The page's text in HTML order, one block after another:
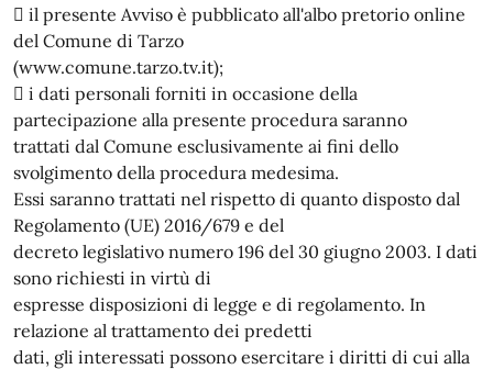
 il presente Avviso è pubblicato all'albo pretorio online
del Comune di Tarzo
(www.comune.tarzo.tv.it);
 i dati personali forniti in occasione della
partecipazione alla presente procedura saranno
trattati dal Comune esclusivamente ai fini dello
svolgimento della procedura medesima.
Essi saranno trattati nel rispetto di quanto disposto dal
Regolamento (UE) 2016/679 e del
decreto legislativo numero 196 del 30 giugno 2003. I dati
sono richiesti in virtù di
espresse disposizioni di legge e di regolamento. In
relazione al trattamento dei predetti
dati, gli interessati possono esercitare i diritti di cui alla